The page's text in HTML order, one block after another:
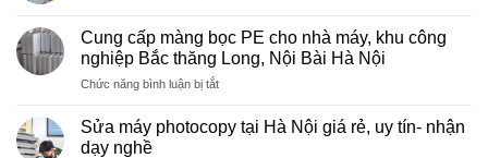
photocopy
tại
Việt
Phú
Thọ
Cung cấp màng bọc PE cho nhà máy, khu công
nghiệp Bắc thăng Long, Nội Bài Hà Nội
Chức năng bình luận bị tắtở
màng
Sửa máy photocopy tại Hà Nội giá rẻ, uy tín- nhận
dạy nghề